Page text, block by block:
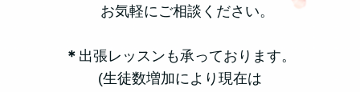
お気軽にご相談ください。
＊ 出張レッスンも承っております。
(生徒数増加により現在は